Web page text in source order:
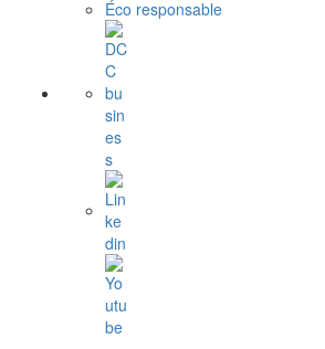
Éco responsable